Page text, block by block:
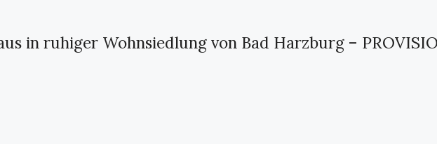
in ruhiger Wohnsiedlung von Bad Harzburg –